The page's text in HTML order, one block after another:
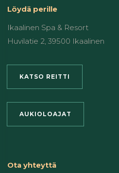
Löydä perille
Ikaalinen Spa & Resort
Huvilatie 2, 39500 Ikaalinen
KATSO REITTI
AUKIOLOAJAT
Ota yhteyttä